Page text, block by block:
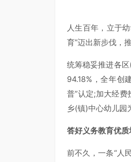
人生百年，立于
育”迈出新步伐，
统筹稳妥推进各
94.18%，全年创
普”认定;加大经
乡(镇)中心幼儿园
答好义务教育优
前不久，一条“人